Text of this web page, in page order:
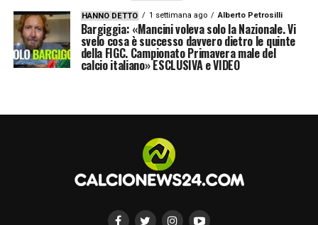
HANNO DETTO 1 settimana ago Alberto Petrosilli
Bargiggia: «Mancini voleva solo la Nazionale. Vi
svelo cosa è successo davvero dietro le quinte
della FIGC. Campionato Primavera male del
calcio italiano» ESCLUSIVA e VIDEO